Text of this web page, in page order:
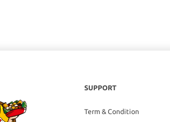
SUPPORT
Term & Condition